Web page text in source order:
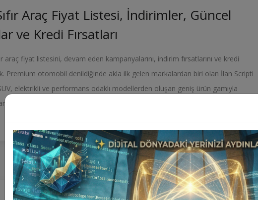
Araç Fiyat Listesi, İndirimler, Güncel
ve Kredi Fırsatları
araç fiyat listesini, devam eden kampanyalarını, indirim fırsatlarını ve kredi
Premium otomobil denildiğinde akla ilk gelen markalardan biri olan İlan Scripti
elektrikli ve performans odaklı modellerden oluşan geniş ürün gamıyla
güncel fiyatları kadar dö...